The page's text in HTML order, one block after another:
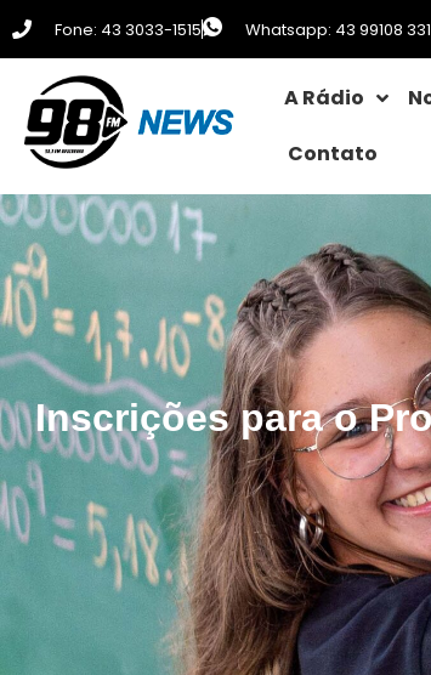
Fone: 43 3033-1515 Whatsapp: 43 99108
A Rádio
Contato
Inscrições para o